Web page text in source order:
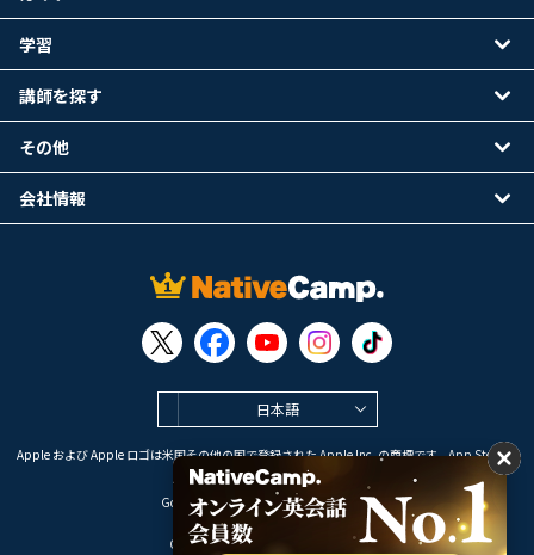
日本語
Apple および Apple ロゴは米国その他の国で登録された Apple Inc. の商標です。App Store は
Apple Inc. のサービスマークです。
Google Play は Google LLC の商標です。
Copyright © 2026 オンライン英会話
学習
講師を探す
その他
会社情報